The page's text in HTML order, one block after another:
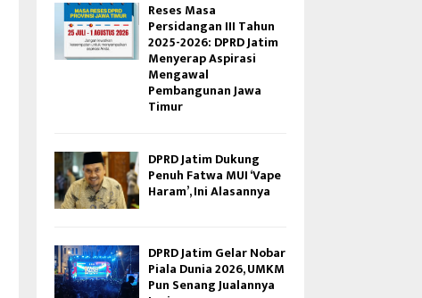
Reses Masa
Persidangan III Tahun
2025-2026: DPRD Jatim
Menyerap Aspirasi
Mengawal
Pembangunan Jawa
Timur
DPRD Jatim Dukung
Penuh Fatwa MUI ‘Vape
Haram’, Ini Alasannya
DPRD Jatim Gelar Nobar
Piala Dunia 2026, UMKM
Pun Senang Jualannya